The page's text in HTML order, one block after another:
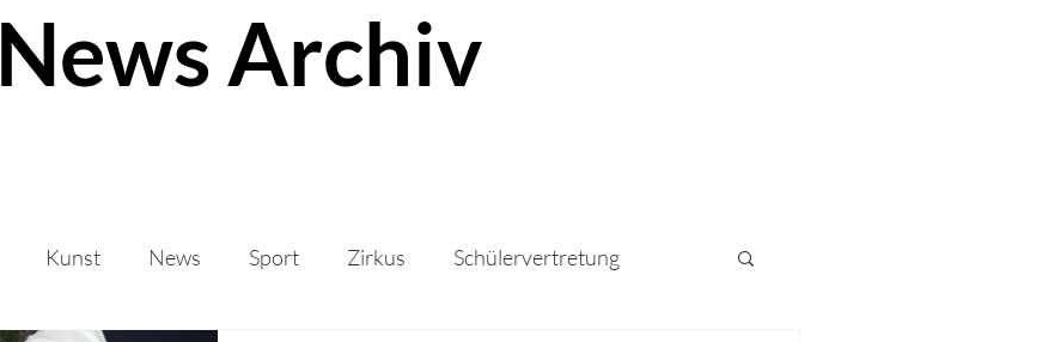
News Archiv
Kunst News Sport Zirkus Schülervertretung